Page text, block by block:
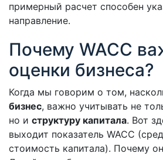
примерный расчет способен
направление.
Почему WACC
оценки бизнеса?
Когда мы говорим о том,
бизнес, важно учитывать не
но и структуру капитала. Вот
выходит показатель WACC
стоимость капитала). Почему